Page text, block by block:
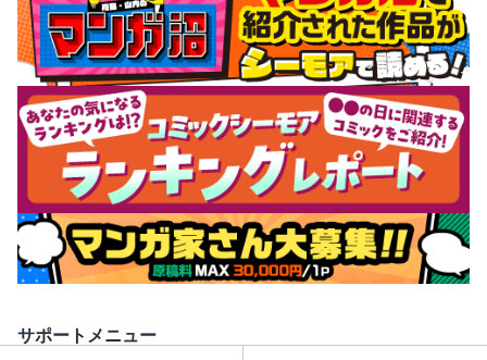
サポートメニュー